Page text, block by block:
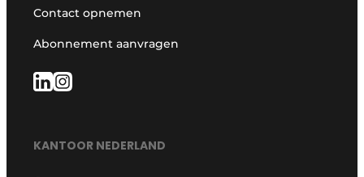
Contact opnemen
Abonnement aanvragen
KANTOOR NEDERLAND